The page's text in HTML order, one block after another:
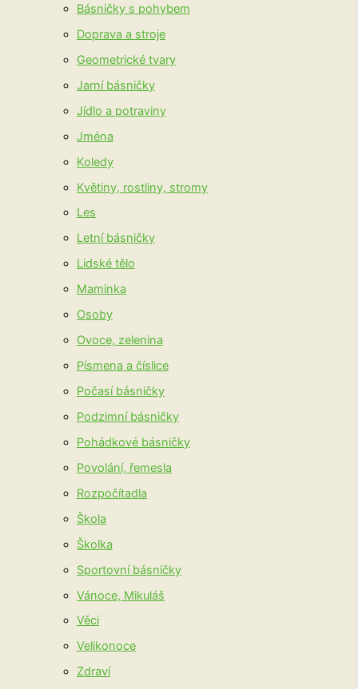
Básničky s pohybem
Doprava a stroje
Geometrické tvary
Jarní básničky
Jídlo a potraviny
Jména
Koledy
Květiny, rostliny, stromy
Les
Letní básničky
Lidské tělo
Maminka
Osoby
Ovoce, zelenina
Písmena a číslice
Počasí básničky
Podzimní básničky
Pohádkové básničky
Povolání, řemesla
Rozpočítadla
Škola
Školka
Sportovní básničky
Vánoce, Mikuláš
Věci
Velikonoce
Zdraví